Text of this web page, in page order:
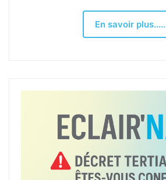
En savoir plus.....